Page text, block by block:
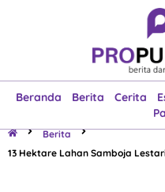
Beranda Berita Cerita
Berita
13 Hektare Lahan Samboja